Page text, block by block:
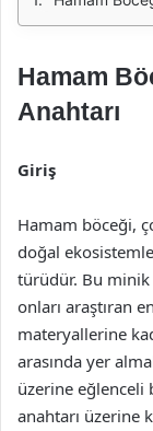
Hamam
Anahtarı
Giriş
Hamam böceği,
doğal
türüdür. Bu minik
onları araştıran
materyallerine
arasında yer
üzerine eğlenceli
anahtarı üzerine